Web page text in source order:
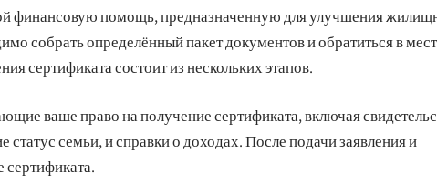
финансовую помощь, предназначенную для улучшения
собрать определённый пакет документов и обратиться в
сертификата состоит из нескольких этапов.
ваше право на получение сертификата, включая
семьи, и справки о доходах. После подачи заявления и